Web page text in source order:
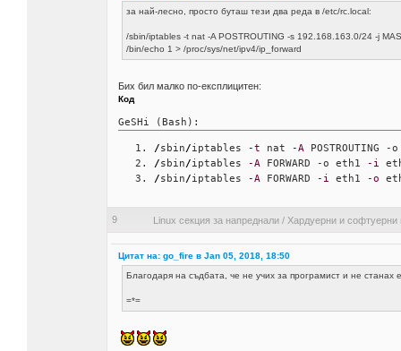
за най-лесно, просто буташ тези два реда в /etc/rc.local:
/sbin/iptables -t nat -A POSTROUTING -s 192.168.163.0/24 -j
/bin/echo 1 > /proc/sys/net/ipv4/ip_forward
Бих бил малко по-експлицитен:
Код
GeSHi (Bash):
/sbin/iptables -t nat -A POSTROUTING
/sbin/iptables -A FORWARD -о eth1 -i
/sbin/iptables -A FORWARD -i eth1 -o
9 Linux секция за напреднали/ Хардуерни и софтуерни
Цитат на: go_fire в Jan 05, 2018, 18:50
Благодаря на съдбата, че не учих за програмист и не
=*=